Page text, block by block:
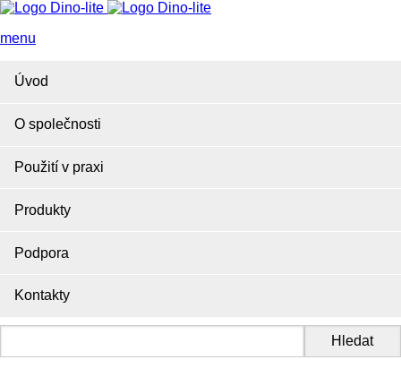
menu
Úvod
O společnosti
Použití v praxi
Produkty
Podpora
Kontakty